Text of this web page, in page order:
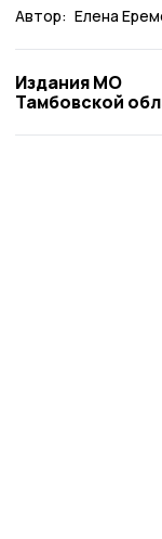
Автор: Елена
Издания МО
Тамбовской